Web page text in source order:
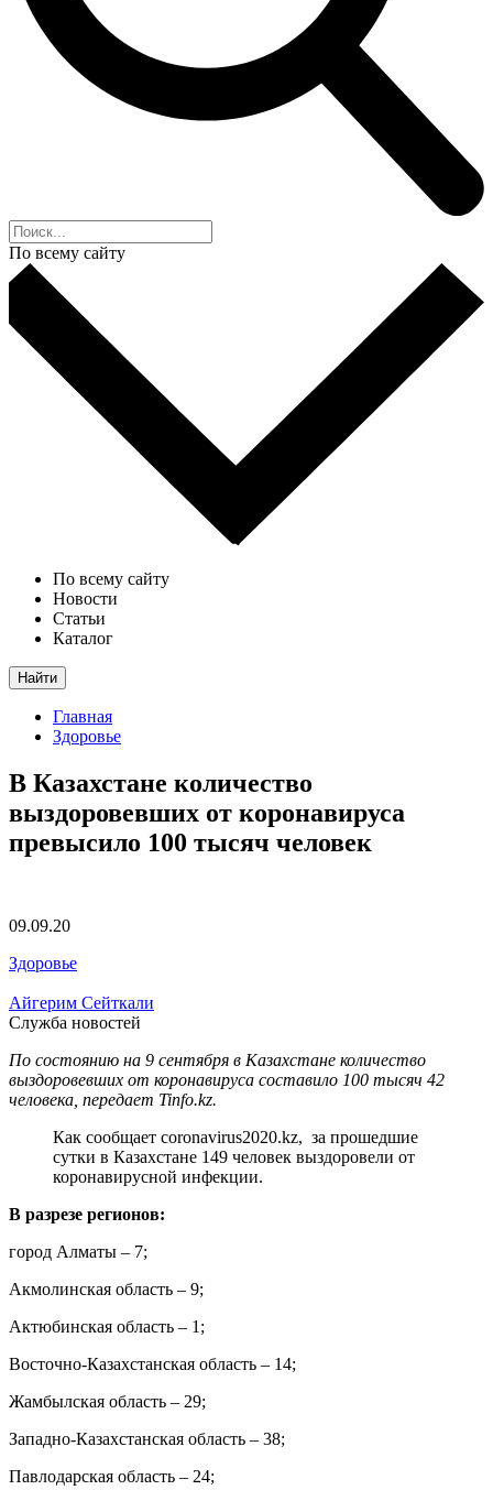
По всему сайту
По всему сайту
Новости
Статьи
Каталог
Найти
Главная
Здоровье
В Казахстане количество
выздоровевших от коронавируса
превысило 100 тысяч человек
09.09.20
Здоровье
Айгерим Сейткали
Служба новостей
По состоянию на 9 сентября в Казахстане количество
выздоровевших от коронавируса составило 100 тысяч 42
человека, передает Tinfo.kz.
Как сообщает coronavirus2020.kz, за прошедшие
сутки в Казахстане 149 человек выздоровели от
коронавирусной инфекции.
В разрезе регионов:
город Алматы – 7;
Акмолинская область – 9;
Актюбинская область – 1;
Восточно-Казахстанская область – 14;
Жамбылская область – 29;
Западно-Казахстанская область – 38;
Павлодарская область – 24;